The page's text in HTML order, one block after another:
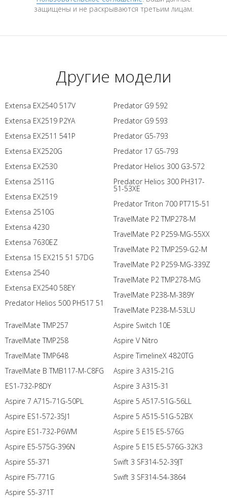
защищены и не раскрываются третьим лицам.
Другие модели
Extensa EX2540 517V
Extensa EX2519 P2YA
Extensa EX2511 541P
Extensa EX2520G
Extensa EX2530
Extensa 2511G
Extensa EX2519
Extensa 2510G
Extensa 4230
Extensa 7630EZ
Extensa 15 EX215 51 57DG
Extensa 2540
Extensa EX2540 58EY
Predator Helios 500 PH517 51
Predator G9 592
Predator G9 593
Predator G5-793
Predator 17 G5-793
Predator Helios 300 G3-572
Predator Helios 300 PH317-
51-53XE
Predator Triton 700 PT715-51
TravelMate P2 TMP278-M
TravelMate P2 P259-MG-55XX
TravelMate P2 TMP259-G2-M
TravelMate P2 P259-MG-339Z
TravelMate P2 TMP278-MG
TravelMate P238-M-389Y
TravelMate P238-M-53LU
TravelMate TMP257
TravelMate TMP258
TravelMate TMP648
TravelMate B TMB117-M-C8FG
ES1-732-P8DY
Aspire 7 A715-71G-50PL
Aspire ES1-572-35J1
Aspire ES1-732-P6WM
Aspire E5-575G-396N
Aspire S5-371
Aspire F5-771G
Aspire S5-371T
Aspire Switch 10E
Aspire V Nitro
Aspire TimelineX 4820TG
Aspire 3 A315-21G
Aspire 3 A315-31
Aspire 5 A517-51G-56LL
Aspire 5 A515-51G-52BX
Aspire 5 E15 E5-576G
Aspire 5 E15 E5-576G-32K3
Swift 3 SF314-52-39JT
Swift 3 SF314-54-3864